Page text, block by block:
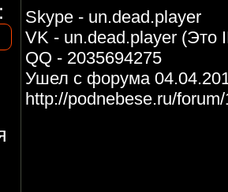
Skype - un.dead.player
VK - un.dead.player (Это
QQ - 2035694275
Ушел с форума
http://podnebese.ru/